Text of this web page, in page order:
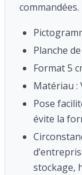
commandées.
Planche
Format 5
Matériau :
Pose
évite la
stockage,